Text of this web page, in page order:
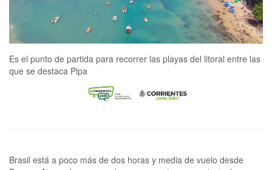
Es el punto de partida para recorrer las playas del litoral entre las
que se destaca Pipa
Brasil está a poco más de dos horas y media de vuelo desde Buenos Aires, al menos en lo que respecta a sus principales ciudades. Pero este punto del nordeste no queda cerca. Para llegar hasta Tibau do Sul, en Río Grande do Norte, hay que sumar escalas –generalmente en los aeropuertos de San Pablo o Brasilia–, cambiar de avión y, una vez en Natal, subirse a un auto durante una o dos horas más. En total, la travesía puede demandar entre 12 y 14 horas. Esa distancia, que en otros destinos sería un obstáculo, acá funciona como un filtro: menos gente, menos ruido y una sensación de calma que se percibe apenas se llega.Desde Natal, la capital del estado de Río Grande do Norte, se abre una franja extensa del litoral, con playas que se extienden hacia ambos extremos de la costa. En dirección sur, a unos 80 kilómetros, aparece Tibau do Sul, un amplio municipio ligado más al turismo interno brasileño que a los grandes circuitos internacionales. No es un único pueblo ni una imagen cerrada, sino un territorio que combina mar abierto, lagunas interiores y distintas localidades –entre ellas Pipa– atravesadas por una misma lógica: el agua marca los tiempos y organiza la vida cotidiana.Los barcos que vienen a Buenos Aires y los itinerarios para unas vacaciones en alta marEste lugar no se presenta como un destino diseñado de antemano, sino como un espacio que se va revelando de a poco. Hay zonas más habitadas y otras casi silenciosas; casas humildes que conviven con algunas construcciones más grandes, pensadas para el veraneo, y caminos que alternan asfalto con tramos de tierra. Nada parece hecho para impresionar.El día empieza temprano. Cerca de las cinco de la mañana el sol ya está arriba y el calor deja de ser una promesa para volverse una certeza cotidiana. También se termina antes de lo habitual: poco después de las 17.30, la luz empieza a retirarse, un ritmo al que no todos están acostumbrados. Entre una cosa y la otra, las calles irregulares y tranquilas se recorren sin destino fijo. No hay grandes vidrieras ni estímulos constantes. Lo que aparece son escenas simples: vecinos sentados a la sombra, charlas que se estiran sin mirar el reloj, frutas ofrecidas desde la puerta de una casa. Mangos maduros y cocos recién cortados se apoyan sobre mesas improvisadas, integrados al paisaje cotidiano, sin necesidad de cartel ni anuncio.Uno de los puntos menos conocidos y, al mismo tiempo, más llamativos del municipio es la laguna Guaraíras. Ubicada a unos 10 o 15 kilómetros de Pipa –según el acceso–, queda fuera de la postal clásica que suele asociarse al nordeste brasileño, pero concentra buena parte de la vida local. Es un espejo de agua amplio y calmo donde se mezclan lo dulce y lo salado, y donde el paisaje cambia según la luz, el viento y la altura del sol. No es mar abierto, y eso se percibe enseguida: el movimiento del agua es manso, más previsible.Paseos en barcoA distintas horas del día, la laguna adopta colores diferentes. Hay momentos en los que parece un vidrio inmóvil y otros en los que el viento dibuja ondulaciones que alcanzan apenas para refrescar los pies. Desde allí salen muchos de los paseos en barco que recorren esta parte del territorio. Algunos son tranquilos, pensados para observar delfines que aparecen sin aviso, cerca de la embarcación. Otros suman música, bebidas frías y un clima más animado. No hay contradicción entre una cosa y la otra: el disfrute no rompe la calma, se integra a ella.En una de esas travesías el barco viaja lleno –unas 150 personas– y, aun así, no se siente agobio. Hay espacio para sentarse, para mirar, para dejarse llevar. En la cubierta, algún detalle inesperado –como un tobogán que desemboca directo en el agua– aparece casi como una nota al margen, sin imponerse como atracción central. El paisaje sigue siendo el mismo: un oleaje casi inexistente, horizonte bajo y la sensación persistente de que el mundo quedó un poco más lejos.Con el paso de las horas, la marea empieza a bajar y Guaraíras devela uno de sus secretos mejor escondidos: bancos de arena que forman pequeños islotes. Sobre esa superficie aparecen mesas, sillas y sombrillas, donde las familias pueden disfrutar de almuerzos pintorescos mientras remojan los pies y desbordan de risa ante la aparición de algún pez perdido. Allí se camina sin prisa, como si el mar se hubiera retirado a propósito para dejar lugar a una sobremesa larga. No es playa, no es río, no es un océano abierto: es otra cosa, y por eso se queda en la memoria.La comida acompaña ese espíritu. En las mesas aparecen camarones empanados y preparaciones con arroz, frijoles negros y algún pedazo de carne, todo parte de una producción local pensada para compartir. No hay sofisticación innecesaria ni platos armados para la foto. Todo es abundante, directo, pensado para recuperar energía después del sol. Comer no es un evento especial: es una continuidad natural del día. Cerca de las mesas, la escena se completa con personas que pasan tocando la guitarra y se ganan el sustento con canciones graciosas, y otras que empujan carretillas cargadas de conchas, moluscos y piedras pulidas para vender. “Panza llena y adelante”, repiten, como si el resto fuera opcional.Con la tarde avanzada, el paisaje empieza a cambiar sin estridencias. La luz baja de a poco, el calor afloja y la laguna vuelve a transformarse: los reflejos se apagan, el agua se vuelve más opaca y el movimiento se concentra en pocos puntos. No hay apuro por irse ni un horario. La noche mantiene la misma lógica: sin grandes luces, sin música dominante, sin un centro claro. La gente se queda afuera, se sienta en rondas informales, abre cervezas bien frías y deja que las conversaciones se estiren tanto como el cuerpo lo permite.Acantilados y senderosDentro de este mismo territorio aparece Pipa, la localidad más conocida y la que concentra mayor circulación. Su centro se recorre a pie, entre calles adoquinadas que recuerdan a algunos barrios de Buenos Aires y que concentran buena parte de la vida cotidiana. La avenida Baía dos Golfinhos se llena de gente que vuelve del mar con la piel salada y el pelo mojado. Algunos se detienen frente a los puestos ambulantes; otros entran a buscar algo fresco para tomar. El açaí, fruto que se extrae de una palmera amazónica y que hoy está en auge en la Argentina, se sirve espeso y frío, en vasos que desbordan. Se escucha español, portugués, una mezcla constante que no llama la atención de nadie.Desde ese centro compacto se abren distintos frentes de costa, separados por acantilados y conectados por senderos, escaleras y tramos caminables cuando la marea lo permite. La Praia do Centro es la más concurrida y la más práctica: agua más calma, servicios cerca y la estatua de San Sebastián mirando al océano como una presencia fija. Un poco más allá aparece la Praia do Amor, reconocible por la forma de corazón que dibuja la línea de la costa vista desde arriba, y que suele tener un ánimo más activo, con gente que baja por los accesos entre la vegetación baja para quedarse hasta el atardecer.Volver a las raíces. Historias y recuerdos en las añoradas tierras de los abuelosLa Baía dos Golfinhos cumple lo que promete: los delfines suelen acercarse sin necesidad de lancha y, con algo de paciencia, se los ve aparecer en el agua a poca distancia de los bañistas. Solo basta internarse unos metros mar adentro. Si se elige embarcación, se ofrecen salidas por 75 reales (20.000 pesos).Hacia el otro lado, Madeiro suma movimiento y tablas: el entorno se abre, hay más espacio para estirarse y las clases de surf conviven con familias que pasan el día entero cerca de la orilla. Y Cacimbinhas, menos atractiva desde abajo, compensa desde lo alto: un mirador natural donde el viento pega más fuerte y la vista panorámica justifica la parada, aunque sea corta.En la arena, los vendedores ambulantes aparecen de manera intermitente y sin saturar el paisaje. No son muchos, pero las propuestas varían entre lo más convencional y lo inesperado: choclos calientes, queso a la plancha, sándwiches de milanesa que se arman en el momento y, más discretamente, brownies con marihuana u hongos alucinógenos ofrecidos casi en susurros. Todo convive sin estridencias, como parte de una economía informal que circula sin imponerse.De regreso al pueblo, el movimiento se concentra en gestos simples. Gente que entra y sale de los tenedores libres elegidos por los locales para almorzar, parejas que pasean con perros de todos los tamaños, y autos que avanzan lento por calles angostas, obligando a veces a correrse por veredas mínimas.Cuando cae la noche y la costa queda en silencio, el movimiento se traslada al centro de Pipa. La gente sale de hoteles y casas con una decisión simple: dónde comer. La oferta es amplia y conviven platos de la cocina regional con opciones más conocidas. Turistas y residentes se mezclan sin jerarquías visibles y los restaurantes parecen llenos, aunque casi siempre aparece una mesa libre. Las luces se encienden de a poco, el ruido sube apenas y la escena se repite sin urgencias: elegir, sentarse, comer, quedarse un rato más. El ritmo cambia, pero no se acelera.Permanecer algunos días en esta parte del nordeste también implica ajustar expectativas. No hay grandes hitos que “haya que ver”, ni una lista obligatoria de actividades que justifique el viaje. El atractivo está en lo que se repite y, justamente por eso, se vuelve valioso: el sol que marca el ritmo del día, el agua siempre cerca, las distancias cortas y la posibilidad de reorganizar los planes sin explicaciones. Nada parece urgente y nadie parece apurado por demostrar que estuvo en un lugar determinado. En ese clima, el tiempo se estira, las decisiones se simplifican y la experiencia deja de pasar por lo extraordinario para apoyarse en lo cotidiano. Quedarse, más que recorrer, termina siendo la verdadera forma de estar.Datos útilesTrasladosPara moverse en Río Grande do Norte, el punto de partida suele ser el aeropuerto de Natal y desde ahí el traslado p